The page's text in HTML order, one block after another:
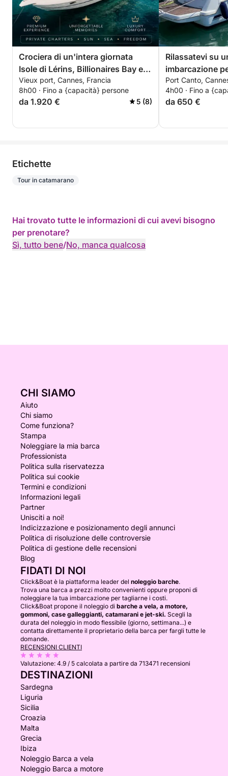
Crociera di un'intera giornata
Isole di Lérins, Billionaires Bay e
Théoule-sur-Mer
Vieux port, Cannes, Francia
8h00 · Fino a {capacità} persone
da 1.920 € 5 (8)
Rilassatevi su
imbarcazione
scoperta delle
Sconto
Port Canto,
4h00 · Fino a
da 650 €
Etichette
Tour in catamarano
Hai trovato tutte le informazioni di cui avevi bisogno
per prenotare?
Sì, tutto bene/No, manca qualcosa
CHI SIAMO
Aiuto
Chi siamo
Come funziona?
Stampa
Noleggiare la mia barca
Professionista
Politica sulla riservatezza
Politica sui cookie
Termini e condizioni
Informazioni legali
Partner
Unisciti a noi!
Indicizzazione e posizionamento degli annunci
Politica di risoluzione delle controversie
Politica di gestione delle recensioni
Blog
FIDATI DI NOI
Click&Boat è la piattaforma leader del noleggio barche.
Trova una barca a prezzi molto convenienti oppure proponi di
noleggiare la tua imbarcazione per tagliarne i costi.
Click&Boat propone il noleggio di barche a vela, a motore,
gommoni, case galleggianti, catamarani e jet-ski. Scegli la
durata del noleggio in modo flessibile (giorno, settimana...) e
contatta direttamente il proprietario della barca per fargli tutte le
domande.
RECENSIONI CLIENTI
Valutazione: 4.9 / 5 calcolata a partire da 713471 recensioni
DESTINAZIONI
Sardegna
Liguria
Sicilia
Croazia
Malta
Grecia
Ibiza
Noleggio Barca a vela
Noleggio Barca a motore